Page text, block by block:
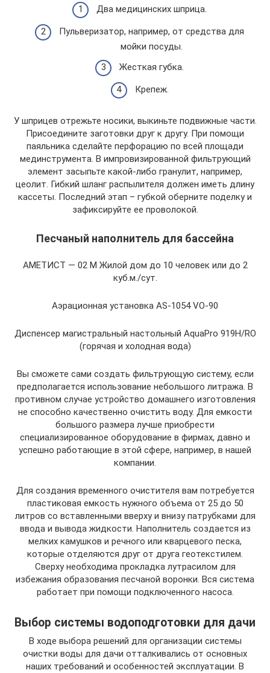
Два медицинских шприца.
Пульверизатор, например, от средства для
мойки посуды.
Жесткая губка.
Крепеж.
У шприцев отрежьте носики, выкиньте подвижные части.
Присоедините заготовки друг к другу. При помощи
паяльника сделайте перфорацию по всей площади
мединструмента. В импровизированной фильтрующий
элемент засыпьте какой-либо гранулит, например,
цеолит. Гибкий шланг распылителя должен иметь длину
кассеты. Последний этап – губкой оберните поделку и
зафиксируйте ее проволокой.
Песчаный наполнитель для бассейна
АМЕТИСТ — 02 М Жилой дом до 10 человек или до 2
куб.м./сут.
Аэрационная установка AS-1054 VO-90
Диспенсер магистральный настольный AquaPro 919H/RO
(горячая и холодная вода)
Вы сможете сами создать фильтрующую систему, если
предполагается использование небольшого литража. В
противном случае устройство домашнего изготовления
не способно качественно очистить воду. Для емкости
большого размера лучше приобрести
специализированное оборудование в фирмах, давно и
успешно работающие в этой сфере, например, в нашей
компании.
Для создания временного очистителя вам потребуется
пластиковая емкость нужного объема от 25 до 50
литров со вставленными вверху и внизу патрубками для
ввода и вывода жидкости. Наполнитель создается из
мелких камушков и речного или кварцевого песка,
которые отделяются друг от друга геотекстилем.
Сверху необходима прокладка лутрасилом для
избежания образования песчаной воронки. Вся система
работает при помощи подключенного насоса.
Выбор системы водоподготовки для дачи
В ходе выбора решений для организации системы
очистки воды для дачи отталкивались от основных
наших требований и особенностей эксплуатации. В